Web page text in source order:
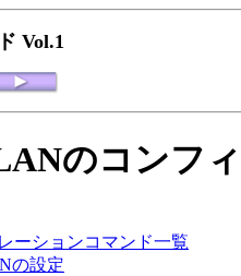
Vol.1
のコンフ
ーションコマンド一覧
の設定